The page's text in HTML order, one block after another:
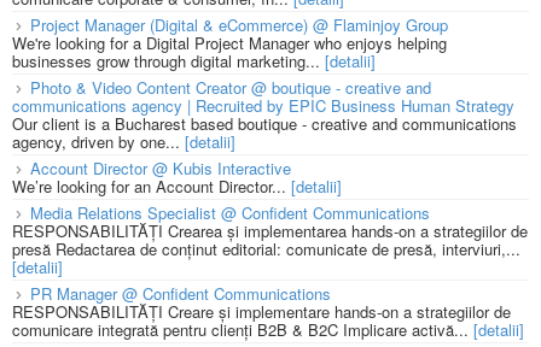
Project Manager (Digital & eCommerce) @ Flaminjoy Group
We're looking for a Digital Project Manager who enjoys helping
businesses grow through digital marketing... [detalii]
Photo & Video Content Creator @ boutique - creative and
communications agency | Recruited by EPIC Business Human Strategy
Our client is a Bucharest based boutique - creative and communications
agency, driven by one... [detalii]
Account Director @ Kubis Interactive
We’re looking for an Account Director... [detalii]
Media Relations Specialist @ Confident Communications
RESPONSABILITĂȚI Crearea și implementarea hands-on a strategiilor de
presă Redactarea de conținut editorial: comunicate de presă, interviuri,...
[detalii]
PR Manager @ Confident Communications
RESPONSABILITĂȚI Creare și implementare hands-on a strategiilor de
comunicare integrată pentru clienți B2B & B2C Implicare activă... [detalii]